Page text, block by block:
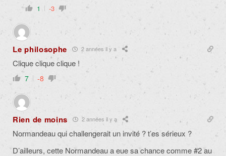
1 -3
Le philosophe 2 années il y a
Clique clique clique !
7 -8
Rien de moins 2 années il y a
Normandeau qui challengerait un invité ? t’es sérieux ?
D’ailleurs, cette Normandeau a eue sa chance comme #2 au